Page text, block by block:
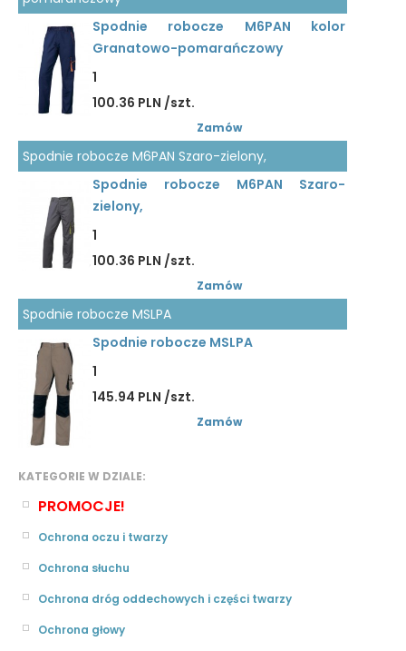
KATEGORIE W DZIALE:
PROMOCJE!
Ochrona oczu i twarzy
Ochrona słuchu
Ochrona dróg oddechowych i części twarzy
Ochrona głowy
Spodnie robocze M6PAN kolor
Granatowo-pomarańczowy
1
100.36 PLN /szt.
Zamów
Spodnie robocze M6PAN Szaro-zielony,
Spodnie robocze M6PAN Szaro-
zielony,
1
100.36 PLN /szt.
Zamów
Spodnie robocze MSLPA
Spodnie robocze MSLPA
1
145.94 PLN /szt.
Zamów